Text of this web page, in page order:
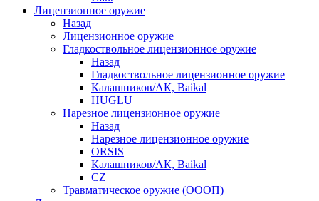
Лицензионное оружие
Назад
Лицензионное оружие
Гладкоствольное лицензионное оружие
Назад
Гладкоствольное лицензионное оружие
Калашников/АК, Baikal
HUGLU
Нарезное лицензионное оружие
Назад
Нарезное лицензионное оружие
ORSIS
Калашников/АК, Baikal
CZ
Травматическое оружие (ОООП)